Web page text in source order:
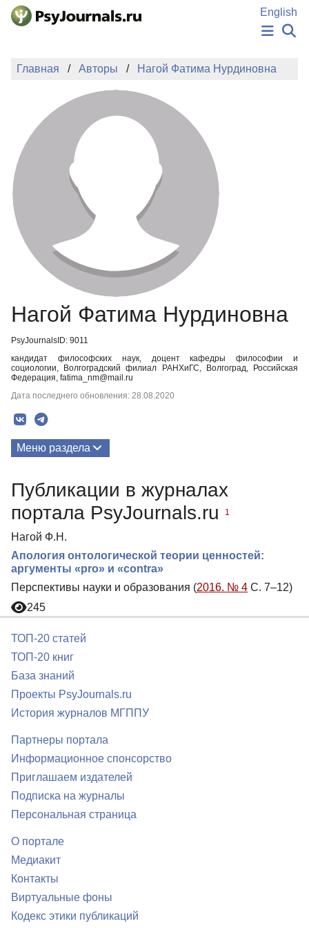
Перейти к основному содержанию
English
НОВОСТИ
АВТОРЫ
ПОДАТЬ РУКОПИСЬ
БАЗА ЗНАНИЙ
КЛЮЧЕВЫЕ СЛОВА
Регистрация
Главная Авторы Нагой Фатима Нурдиновна
Нагой Фатима Нурдиновна
PsyJournalsID: 9011
кандидат философских наук, доцент кафедры философии и
социологии, Волгоградский филиал РАНХиГС, Волгоград, Российская
Федерация, fatima_nm@mail.ru
Дата последнего обновления: 28.08.2020
Меню раздела
Публикации в журналах
портала PsyJournals.ru
1
Нагой Ф.Н.
Апология онтологической теории ценностей:
аргументы «pro» и «contra»
Перспективы науки и образования (2016. № 4 С. 7–12)
245
ТОП-20 статей
ТОП-20 книг
База знаний
Проекты PsyJournals.ru
История журналов МГППУ
Партнеры портала
Информационное спонсорство
Приглашаем издателей
Подписка на журналы
Персональная страница
О портале
Медиакит
Контакты
Виртуальные фоны
Кодекс этики публикаций